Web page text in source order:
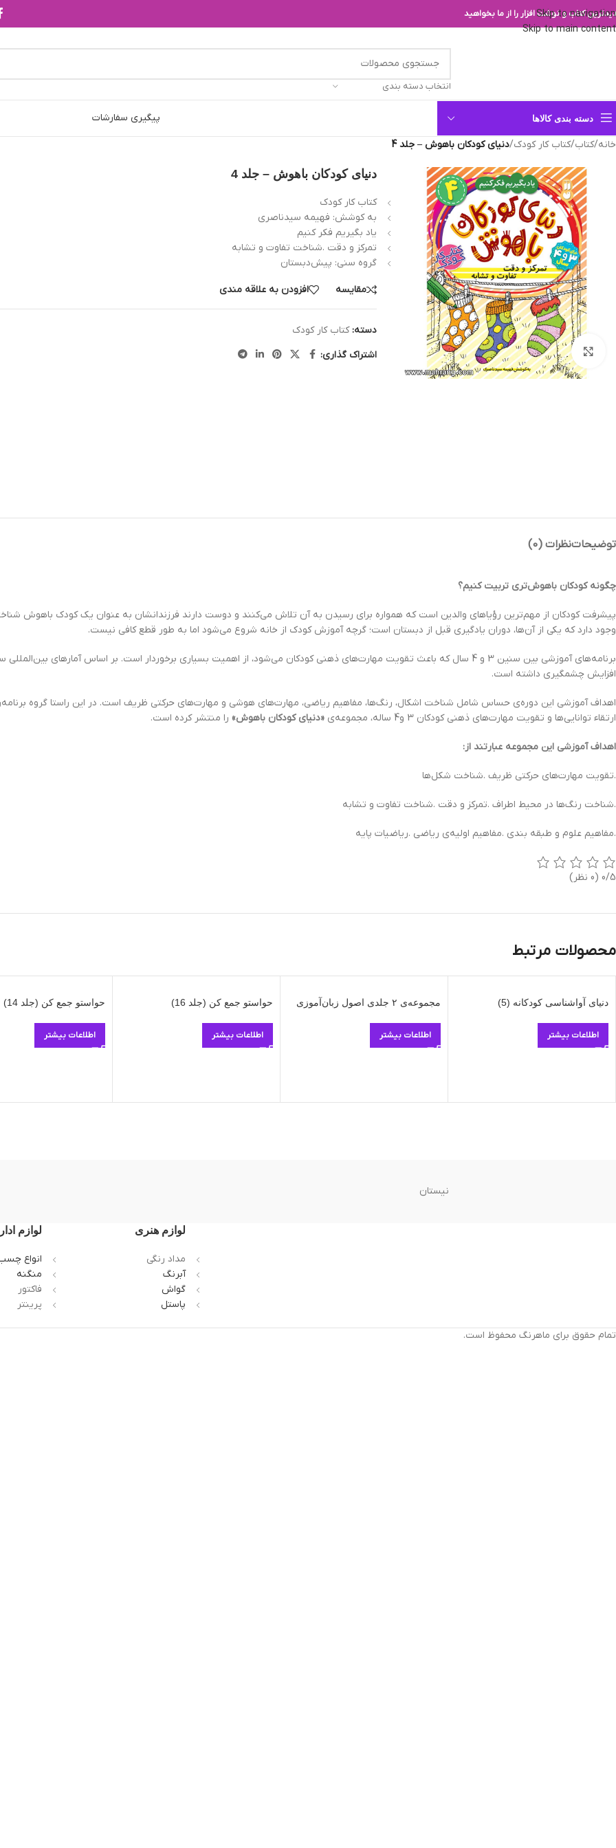
Skip to navigation
Skip to main content
کتاب و نوشت افزار را از ما بخواهید
انتخاب دسته بندی
دسته بندی کالاها پیگیری سفارشات
خانه/کتاب/کتاب کار کودک/دنیای کودکان باهوش – جلد 4
بزرگنمایی تصویر
دنیای کودکان باهوش – جلد 4
کتاب کار کودک
به کوشش: فهيمه سيدناصری
یاد بگیریم فکر کنیم
تمرکز و دقت .شناخت تفاوت و تشابه
گروه سنی: پيش‌دبستان
مقایسه افزودن به علاقه مندی
دسته: کتاب کار کودک
اشتراک گذاری:
توضیحاتنظرات (0)
چگونه کودکان باهوش‌تری تربیت کنیم؟
پیشرفت کودکان از مهم‌ترین رؤیاهای والدین است که همواره برای رسیدن به آن تلاش می‌کنند و دوست دارند فرزندانشان به عنوان یک کودک باهوش
وجود دارد که یکی از آن‌ها، دوران یادگیری قبل از دبستان است؛ گرچه آموزش کودک از خانه شروع می‌شود اما به طور قطع کافی نیست.
افزایش چشمگیری داشته است.
اهداف آموزشی این دوره‌ی حساس شامل شناخت اشکال، رنگ‌ها، مفاهیم ریاضی، مهارت‌های هوشی و مهارت‌های حرکتی ظریف است. در این راستا گروه
ارتقاء توانایی‌ها و تقویت مهارت‌های ذهنی کودکان 3 و4 ساله، مجموعه‌ی
«دنیای کودکان باهوش» را منتشر کرده است.
اهداف آموزشی این مجموعه عبارتند از:
.تقویت مهارت‌های حرکتی ظریف .شناخت شکل‌ها
.شناخت رنگ‌ها در محیط اطراف .تمرکز و دقت .شناخت تفاوت و تشابه
.مفاهیم علوم و طبقه بندی .مفاهیم اولیه‌ی ریاضی .ریاضیات پایه
0/5 (0 نظر)
محصولات مرتبط
دنیای آواشناسی کودکانه (5)
اطلاعات بیشتر
مجموعه‌ی ۲ جلدی اصول زبان‌آموزی
اطلاعات بیشتر
حواستو جمع کن (جلد 16)
اطلاعات بیشتر
حواستو جمع کن (جلد 14)
اطلاعات بیشتر
نیستان
لوازم هنری
مداد رنگی
آبرنگ
گواش
پاستل
لوازم
انواع
منگنه
فاکتور
پرینتر
تمام حقوق برای ماهرنگ محفوظ است.